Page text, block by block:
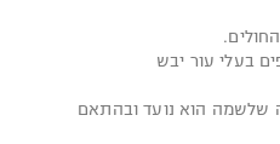
הוא נועד ובהתאם